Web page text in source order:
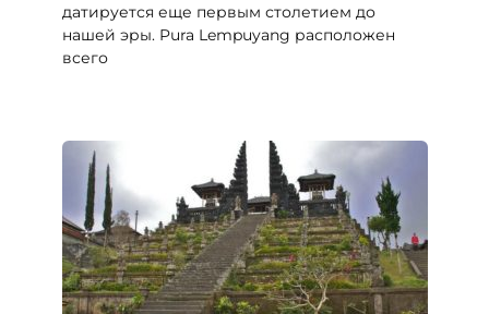
датируется еще первым столетием до
нашей эры. Pura Lempuyang расположен
всего